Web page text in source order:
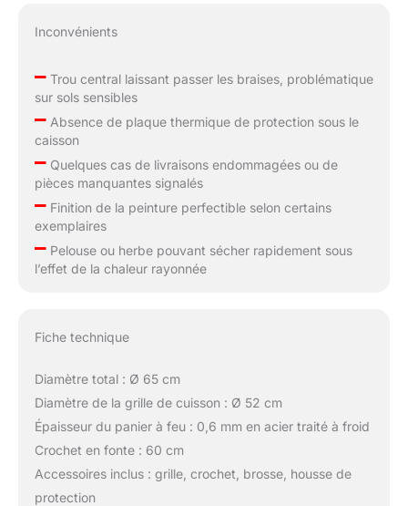
Inconvénients
–Trou central laissant passer les braises, problématique
sur sols sensibles
–Absence de plaque thermique de protection sous le
caisson
–Quelques cas de livraisons endommagées ou de
pièces manquantes signalés
–Finition de la peinture perfectible selon certains
exemplaires
–Pelouse ou herbe pouvant sécher rapidement sous
l’effet de la chaleur rayonnée
Fiche technique
Diamètre total : Ø 65 cm
Diamètre de la grille de cuisson : Ø 52 cm
Épaisseur du panier à feu : 0,6 mm en acier traité à froid
Crochet en fonte : 60 cm
Accessoires inclus : grille, crochet, brosse, housse de
protection